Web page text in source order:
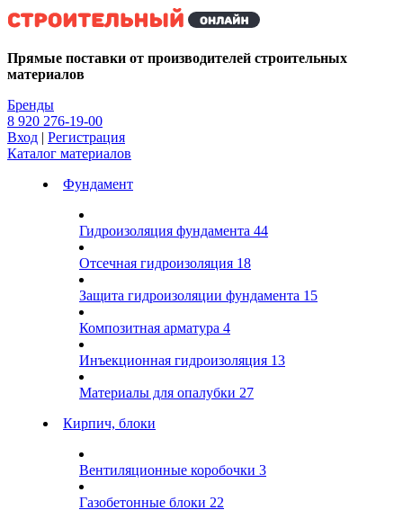
Kg
Прямые поставки от производителей строительных
материалов
Бренды
8 920 276-19-00
Вход | Регистрация
Каталог материалов
Фундамент
Гидроизоляция фундамента 44
Отсечная гидроизоляция 18
Защита гидроизоляции фундамента 15
Композитная арматура 4
Инъекционная гидроизоляция 13
Материалы для опалубки 27
Кирпич, блоки
Вентиляционные коробочки 3
Газобетонные блоки 22